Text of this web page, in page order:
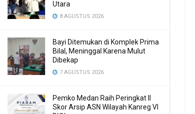
Utara
8 AGUSTUS 2026
Bayi Ditemukan di Komplek Prima
Bilal, Meninggal Karena Mulut
Dibekap
7 AGUSTUS 2026
Pemko Medan Raih Peringkat II
Skor Arsip ASN Wilayah Kanreg VI